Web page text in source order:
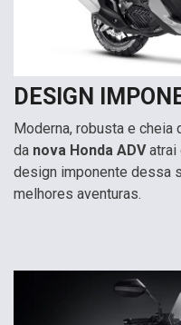
DESIGN
Moderna, robusta e
da nova Honda ADVatrai
design imponente dessa
melhores aventuras.